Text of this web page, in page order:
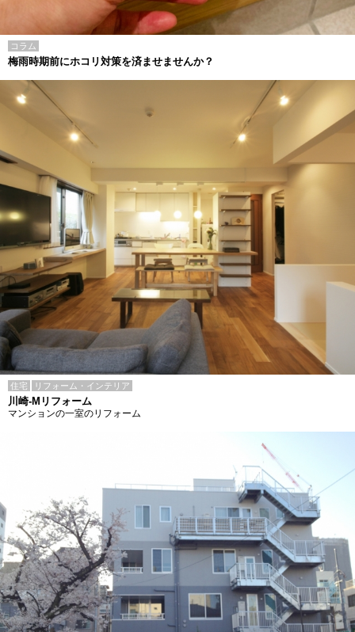
コラム
梅雨時期前にホコリ対策を済ませませんか？
住宅 リフォーム・インテリア
川崎-Mリフォーム
マンションの一室のリフォーム